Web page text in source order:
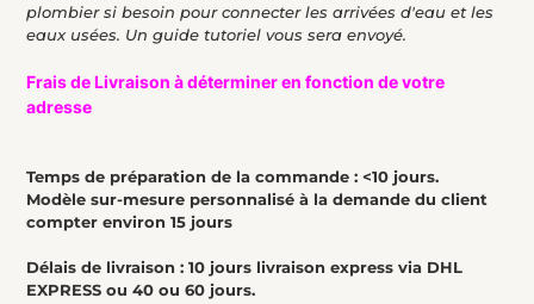
plombier si besoin pour connecter les arrivées d'eau et les
eaux usées. Un guide tutoriel vous sera envoyé.
Frais de Livraison à déterminer en fonction de votre
adresse
Temps de préparation de la commande : <10 jours.
Modèle sur-mesure personnalisé à la demande du client
compter environ 15 jours
Délais de livraison : 10 jours livraison express via DHL
EXPRESS ou 40 ou 60 jours.